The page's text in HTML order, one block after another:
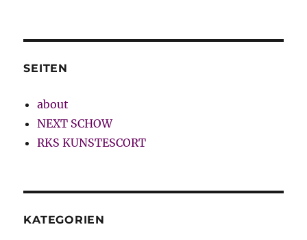
SEITEN
about
NEXT SCHOW
RKS KUNSTESCORT
KATEGORIEN